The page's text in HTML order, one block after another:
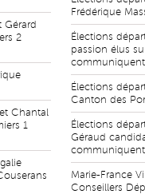
Gérard
2
Chantal
1
Frédérique
Élections
passion élus
communiquent
Élections
Canton des
Élections
Géraud
communiquent
Marie-France
Conseillers